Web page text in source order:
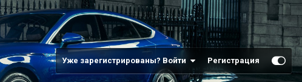
Уже зарегистрированы? Войти Регистрация